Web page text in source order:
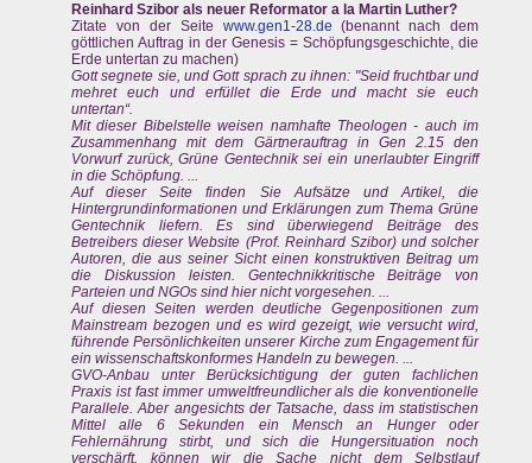
Reinhard Szibor als neuer Reformator a la Martin Luther?
Zitate von der Seite www.gen1-28.de (benannt nach dem
göttlichen Auftrag in der Genesis = Schöpfungsgeschichte, die
Erde untertan zu machen)
Gott segnete sie, und Gott sprach zu ihnen: "Seid fruchtbar und
mehret euch und erfüllet die Erde und macht sie euch
untertan“.
Mit dieser Bibelstelle weisen namhafte Theologen - auch im
Zusammenhang mit dem Gärtnerauftrag in Gen 2.15 den
Vorwurf zurück, Grüne Gentechnik sei ein unerlaubter Eingriff
in die Schöpfung. ...
Auf dieser Seite finden Sie Aufsätze und Artikel, die
Hintergrundinformationen und Erklärungen zum Thema Grüne
Gentechnik liefern. Es sind überwiegend Beiträge des
Betreibers dieser Website (Prof. Reinhard Szibor) und solcher
Autoren, die aus seiner Sicht einen konstruktiven Beitrag um
die Diskussion leisten. Gentechnikkritische Beiträge von
Parteien und NGOs sind hier nicht vorgesehen. ...
Auf diesen Seiten werden deutliche Gegenpositionen zum
Mainstream bezogen und es wird gezeigt, wie versucht wird,
führende Persönlichkeiten unserer Kirche zum Engagement für
ein wissenschaftskonformes Handeln zu bewegen. ...
GVO-Anbau unter Berücksichtigung der guten fachlichen
Praxis ist fast immer umweltfreundlicher als die konventionelle
Parallele. Aber angesichts der Tatsache, dass im statistischen
Mittel alle 6 Sekunden ein Mensch an Hunger oder
Fehlernährung stirbt, und sich die Hungersituation noch
verschärft, können wir die Sache nicht dem Selbstlauf